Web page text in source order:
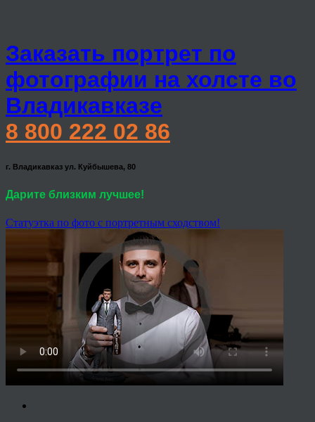
Заказать портрет по
фотографии на холсте во
Владикавказе
8 800 222 02 86
г. Владикавказ ул. Куйбышева, 80
Дарите близким лучшее!
Статуэтка по фото с портретным сходством!